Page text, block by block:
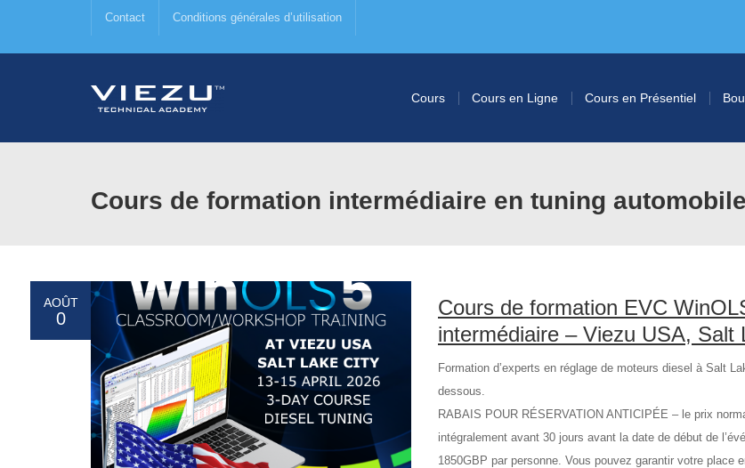
Contact Conditions générales d’utilisation
Cours Cours en Ligne Cours en Présentiel
Cours de formation intermédiaire en tuning automobile
AOÛT
0
Cours de formation EVC
intermédiaire – Viezu USA, Salt
Formation d’experts en réglage de moteurs diesel à Salt
dessous.
RABAIS POUR RÉSERVATION ANTICIPÉE – le prix
intégralement avant 30 jours avant la date de début de
1850GBP par personne. Vous pouvez garantir votre place